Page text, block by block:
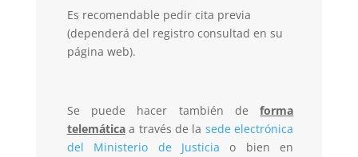
Es recomendable pedir cita previa
(dependerá del registro consultad en su
página web).
Se puede hacer también deforma
telemáticaa través de la sede electrónica
del Ministerio de Justicia o bien en